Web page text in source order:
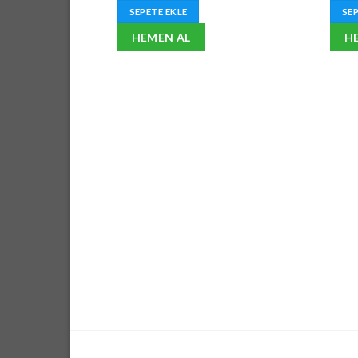
₺6.380,86.
SEPETE EKLE
HEMEN AL